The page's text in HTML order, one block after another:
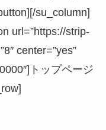
su_column]
url=”https://strip-
center=”yes”
トップページ